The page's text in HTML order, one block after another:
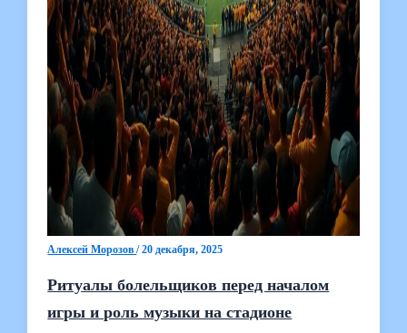
Алексей Морозов/20 декабря, 2025
Ритуалы болельщиков перед началом
игры и роль музыки на стадионе